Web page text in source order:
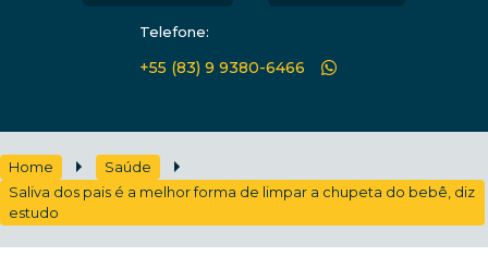
Telefone:
+55 (83) 9 9380-6466
Home
Saúde
Saliva dos pais é a melhor forma de limpar a chupeta do bebê, diz
estudo